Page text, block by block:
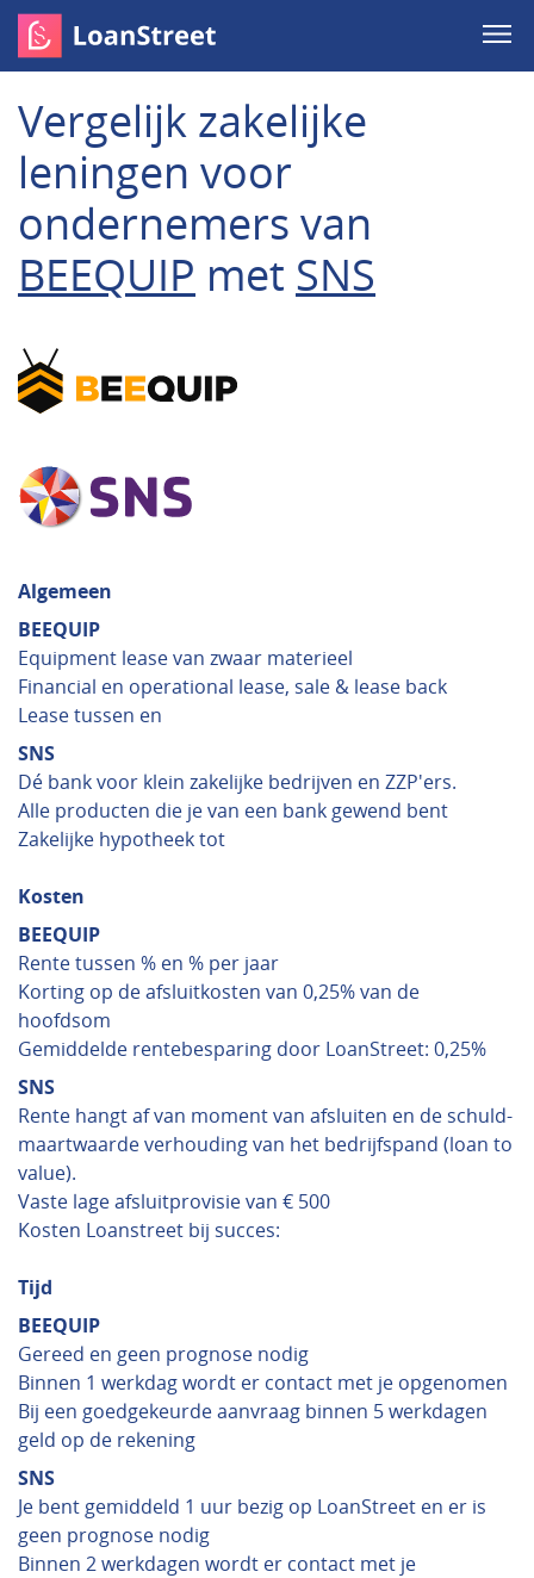
Vergelijk zakelijke
leningen voor
ondernemers van
BEEQUIP met SNS
Algemeen
BEEQUIP
Equipment lease van zwaar materieel
Financial en operational lease, sale & lease back
Lease tussen en
SNS
Dé bank voor klein zakelijke bedrijven en ZZP'ers.
Alle producten die je van een bank gewend bent
Zakelijke hypotheek tot
Kosten
BEEQUIP
Rente tussen % en % per jaar
Korting op de afsluitkosten van 0,25% van de
hoofdsom
Gemiddelde rentebesparing door LoanStreet: 0,25%
SNS
Rente hangt af van moment van afsluiten en de schuld-
maartwaarde verhouding van het bedrijfspand (loan to
value).
Vaste lage afsluitprovisie van € 500
Kosten Loanstreet bij succes:
Tijd
BEEQUIP
Gereed en geen prognose nodig
Binnen 1 werkdag wordt er contact met je opgenomen
Bij een goedgekeurde aanvraag binnen 5 werkdagen
geld op de rekening
SNS
Je bent gemiddeld 1 uur bezig op LoanStreet en er is
geen prognose nodig
Binnen 2 werkdagen wordt er contact met je